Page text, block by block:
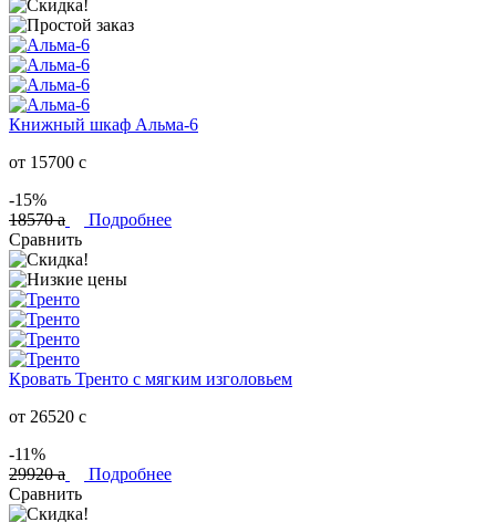
Книжный шкаф Альма-6
от 15700 c
-15%
18570a
Подробнее
Сравнить
Кровать Тренто с мягким изголовьем
от 26520 c
-11%
29920a
Подробнее
Сравнить